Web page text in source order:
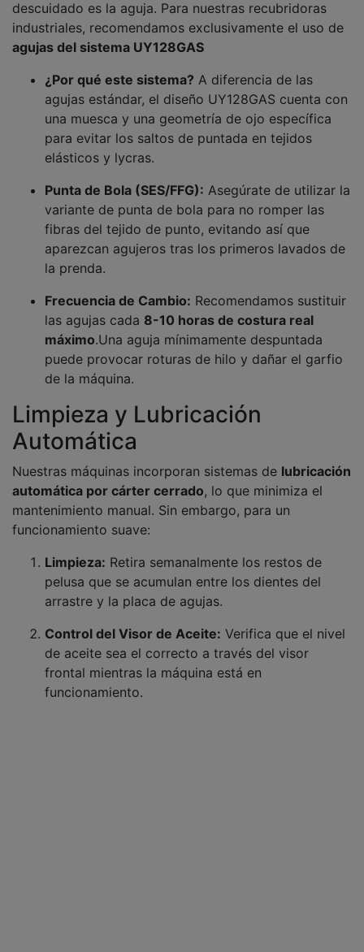
descuidado es la aguja. Para nuestras recubridoras
industriales, recomendamos exclusivamente el uso de
agujas del sistema UY128GAS
¿Por qué este sistema? A diferencia de las
agujas estándar, el diseño UY128GAS cuenta con
una muesca y una geometría de ojo específica
para evitar los saltos de puntada en tejidos
elásticos y lycras.
Punta de Bola (SES/FFG): Asegúrate de utilizar la
variante de punta de bola para no romper las
fibras del tejido de punto, evitando así que
aparezcan agujeros tras los primeros lavados de
la prenda.
Frecuencia de Cambio: Recomendamos sustituir
las agujas cada 8-10 horas de costura real
máximo.Una aguja mínimamente despuntada
puede provocar roturas de hilo y dañar el garfio
de la máquina.
Limpieza y Lubricación
Automática
Nuestras máquinas incorporan sistemas de lubricación
automática por cárter cerrado, lo que minimiza el
mantenimiento manual. Sin embargo, para un
funcionamiento suave:
Limpieza: Retira semanalmente los restos de
pelusa que se acumulan entre los dientes del
arrastre y la placa de agujas.
Control del Visor de Aceite: Verifica que el nivel
de aceite sea el correcto a través del visor
frontal mientras la máquina está en
funcionamiento.